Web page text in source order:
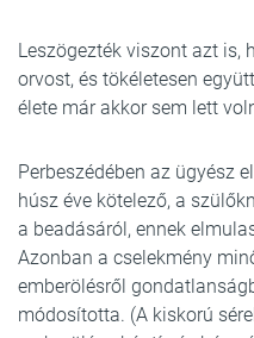
Leszögezték viszont azt is,
orvost, és tökéletesen
élete már akkor sem lett
Perbeszédében az ügyész
húsz éve kötelező, a
a beadásáról, ennek
Azonban a cselekmény
emberölésről
módosította. (A kiskorú